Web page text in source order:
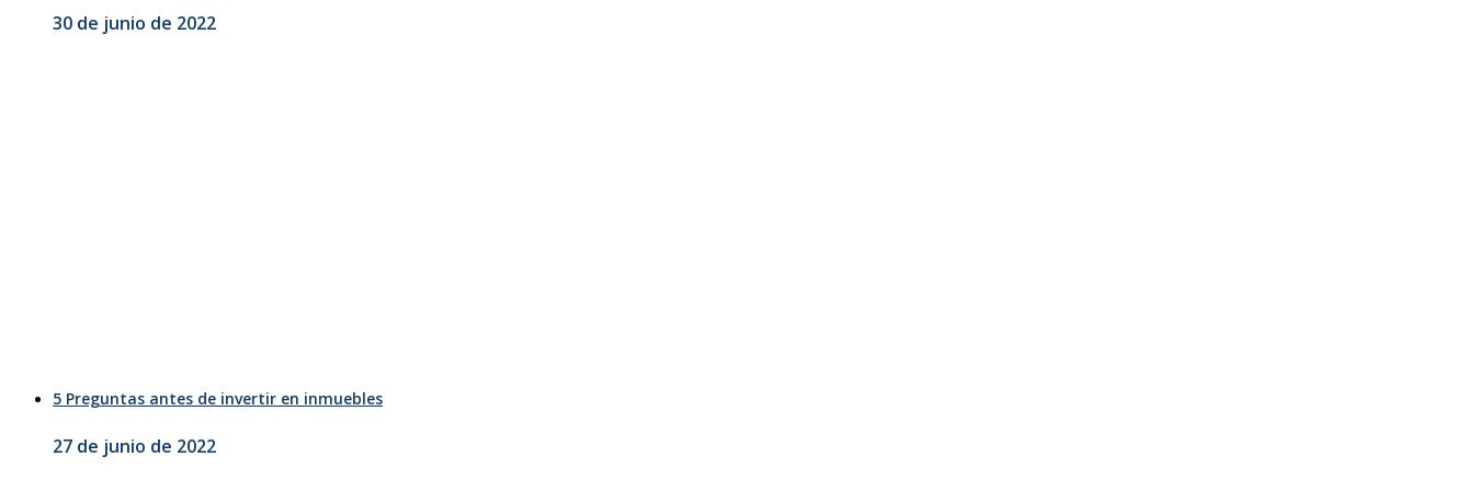
30 de junio de 2022
5 Preguntas antes de invertir en inmuebles
27 de junio de 2022